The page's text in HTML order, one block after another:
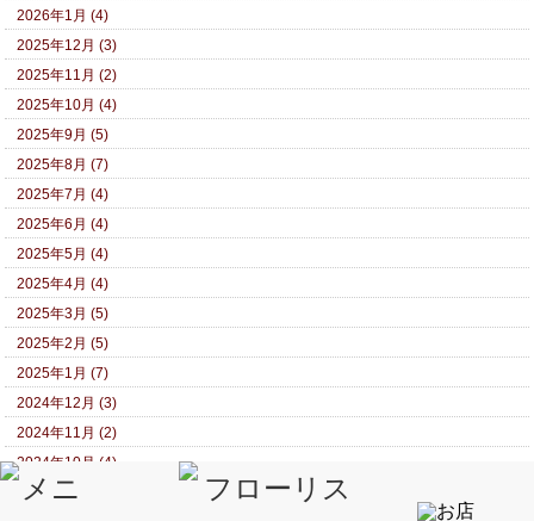
2026年1月 (4)
2025年12月 (3)
2025年11月 (2)
2025年10月 (4)
2025年9月 (5)
2025年8月 (7)
2025年7月 (4)
2025年6月 (4)
2025年5月 (4)
2025年4月 (4)
2025年3月 (5)
2025年2月 (5)
2025年1月 (7)
2024年12月 (3)
2024年11月 (2)
2024年10月 (4)
2024年9月 (5)